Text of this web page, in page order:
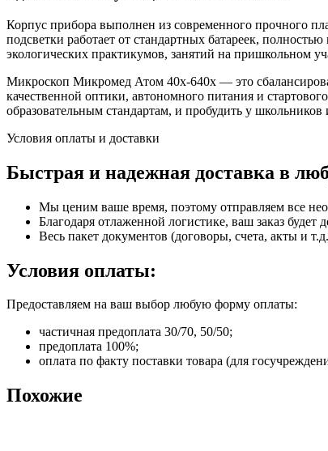
Корпус прибора выполнен из современного прочного
подсветки работает от стандартных батареек,
экологических практикумов, занятий на пришкольном
Микроскоп Микромед Атом 40x-640x — это
качественной оптики, автономного питания и
образовательным стандартам, и пробудить у
Условия оплаты и доставки
Быстрая и надежная доставка в
Мы ценим ваше время, поэтому отправляем все
Благодаря отлаженной логистике, ваш заказ
Весь пакет документов (договоры, счета, акты и
Условия оплаты:
Предоставляем на ваш выбор любую форму оплаты:
частичная предоплата 30/70, 50/50;
предоплата 100%;
оплата по факту поставки товара (для
Похожие